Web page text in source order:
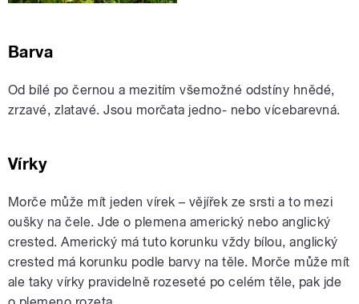
Barva
Od bílé po černou a mezitím všemožné odstíny hnědé,
zrzavé, zlatavé. Jsou morčata jedno- nebo vícebarevná.
Vírky
Morče může mít jeden vírek – vějířek ze srsti a to mezi
oušky na čele. Jde o plemena americký nebo anglický
crested. Americký má tuto korunku vždy bílou, anglický
crested má korunku podle barvy na těle. Morče může mít
ale taky vírky pravidelně rozeseté po celém těle, pak jde